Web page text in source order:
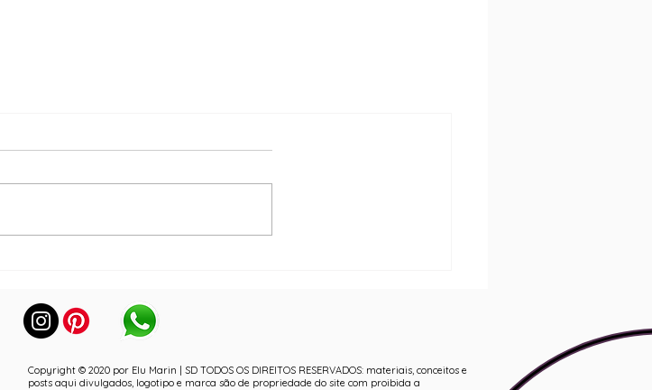
Copyright © 2020 por Elu Marin | SD TODOS OS DIREITOS RESERVADOS: materiais, conceitos e
posts aqui divulgados, logotipo e marca são de propriedade do site com proibida a